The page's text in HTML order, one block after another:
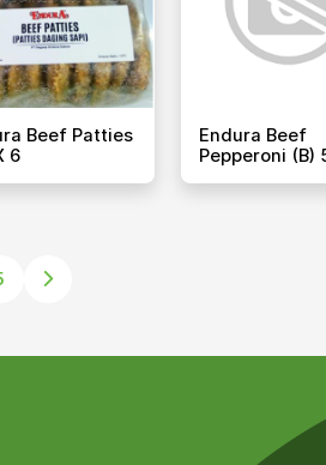
Beef Patties
6
Endura Beef
Pepperoni (b)